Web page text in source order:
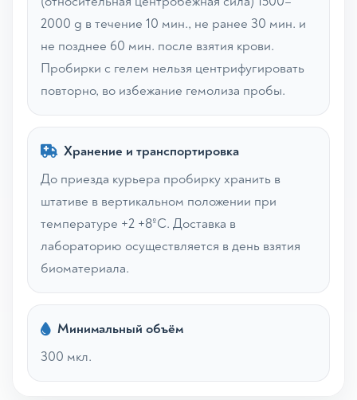
2000 g в течение 10 мин., не ранее 30 мин. и
не позднее 60 мин. после взятия крови.
Пробирки с гелем нельзя центрифугировать
повторно, во избежание гемолиза пробы.
Хранение и транспортировка
До приезда курьера пробирку хранить в
штативе в вертикальном положении при
температуре +2 +8ºС. Доставка в
лабораторию осуществляется в день взятия
биоматериала.
Минимальный объём
300 мкл.